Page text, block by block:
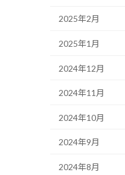
2025年2月
2025年1月
2024年12月
2024年11月
2024年10月
2024年9月
2024年8月